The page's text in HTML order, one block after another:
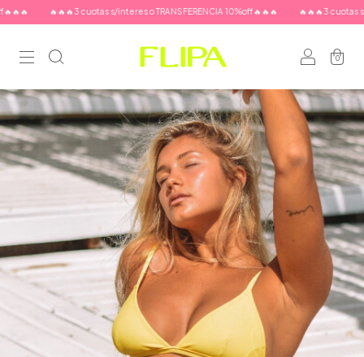
🔥🔥🔥3 cuotas s/interes o TRANSFERENCIA 10%off🔥🔥🔥 🔥🔥🔥3 cuotas s/
0